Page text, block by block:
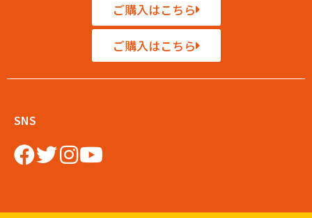
ご購入はこちら
ご購入はこちら
SNS